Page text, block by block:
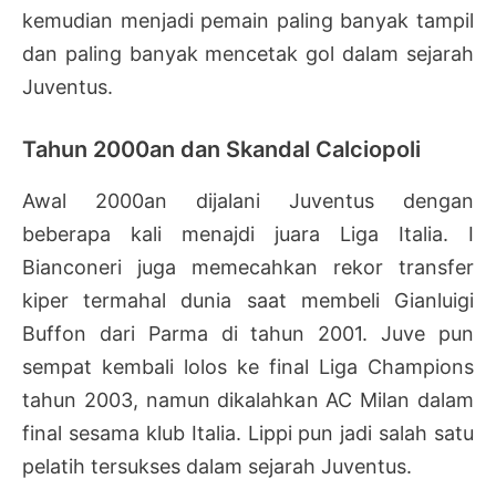
kemudian menjadi pemain paling banyak tampil
dan paling banyak mencetak gol dalam sejarah
Juventus.
Tahun 2000an dan Skandal Calciopoli
Awal 2000an dijalani Juventus dengan
beberapa kali menajdi juara Liga Italia. I
Bianconeri juga memecahkan rekor transfer
kiper termahal dunia saat membeli Gianluigi
Buffon dari Parma di tahun 2001. Juve pun
sempat kembali lolos ke final Liga Champions
tahun 2003, namun dikalahkan AC Milan dalam
final sesama klub Italia. Lippi pun jadi salah satu
pelatih tersukses dalam sejarah Juventus.